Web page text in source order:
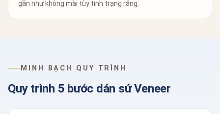
gần như không mài tùy tình trạng răng.
MINH BẠCH QUY TRÌNH
Quy trình 5 bước dán sứ Veneer